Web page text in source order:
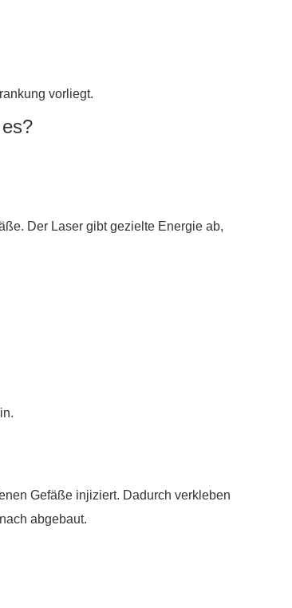
vorliegt.
Der Laser gibt gezielte Energie ab,
Gefäße injiziert. Dadurch verkleben
abgebaut.